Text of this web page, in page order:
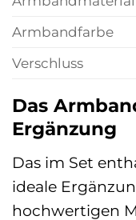
Armbandfarbe
Verschluss
Das
Ergänzung
Das im Set
ideale
hochwertigen